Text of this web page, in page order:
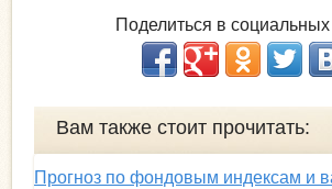
Поделиться в социальных
Вам также стоит прочитать:
Прогноз по фондовым индексам и